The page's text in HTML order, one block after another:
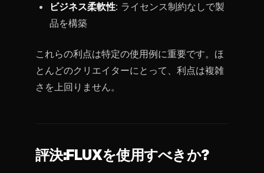
ビジネス柔軟性: ライセンス制約なしで製
品を構築
これらの利点は特定の使用例に重要です。ほ
とんどのクリエイターにとって、利点は複雑
さを上回りません。
評決:FLUXを使用すべきか?